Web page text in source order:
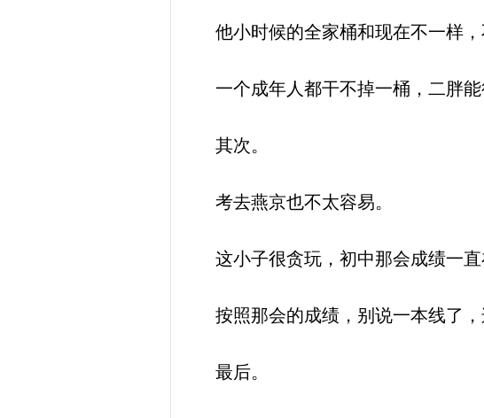
他小时候的全家桶和现在不一样，
一个成年人都干不掉一桶，二胖能
其次。
考去燕京也不太容易。
这小子很贪玩，初中那会成绩一直
按照那会的成绩，别说一本线了，
最后。